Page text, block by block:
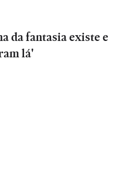
da fantasia existe e
lá'